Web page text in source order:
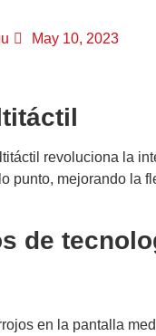
May 10, 2023
revoluciona la
mejorando la
de
en la pantalla